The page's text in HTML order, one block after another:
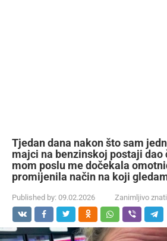
Tjedan dana nakon što sam
majci na benzinskoj postaji dao
mom poslu me dočekala
promijenila način na koji
Published by: 09.02.2026 Zanimljivo znati